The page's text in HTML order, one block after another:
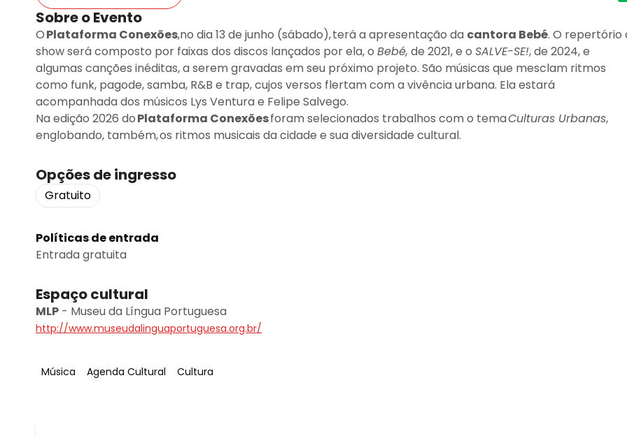
Sobre o Evento
OPlataforma Conexões,no dia 13 de junho (sábado), terá a apresentação da cantora Bebé. O repertório
show será composto por faixas dos discos lançados por ela, o Bebé, de 2021, e o SALVE-SE!, de 2024, e
algumas canções inéditas, a serem gravadas em seu próximo projeto. São músicas que mesclam ritmos
como funk, pagode, samba, R&B e trap, cujos versos flertam com a vivência urbana. Ela estará
acompanhada dos músicos Lys Ventura e Felipe Salvego.
Na edição 2026 doPlataforma Conexõesforam selecionados trabalhos com o temaCulturas Urbanas,
englobando, também, os ritmos musicais da cidade e sua diversidade cultural.
Opções de ingresso
Gratuito
Políticas de entrada
Entrada gratuita
Espaço cultural
MLP - Museu da Língua Portuguesa
http://www.museudalinguaportuguesa.org.br/
Tag:
Música Tag:
Agenda Cultural Tag:
Cultura